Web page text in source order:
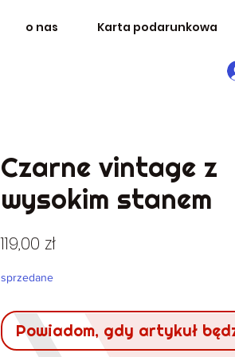
o nas Karta podarunkowa
Czarne vintage z
wysokim stanem
119,00 złCena
sprzedane
Powiadom, gdy artykuł